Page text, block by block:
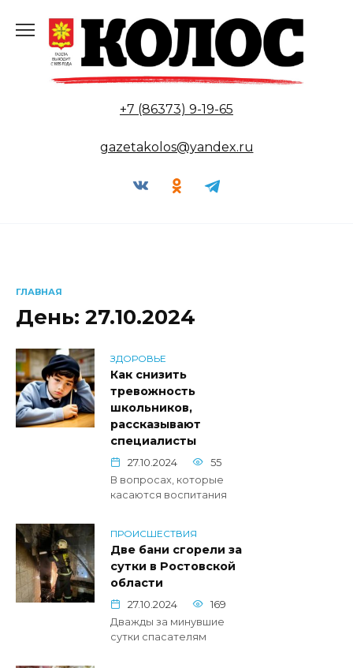
содержанию
+7 (86373) 9-19-65
gazetakolos@yandex.ru
ГЛАВНАЯ
День: 27.10.2024
ЗДОРОВЬЕ
Как снизить
тревожность
школьников,
рассказывают
специалисты
27.10.2024
55
В вопросах, которые
касаются воспитания
ПРОИСШЕСТВИЯ
Две бани сгорели за
сутки в Ростовской
области
27.10.2024
169
Дважды за минувшие
сутки спасателям